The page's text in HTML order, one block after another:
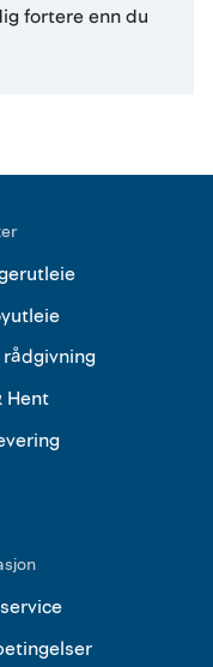
fortere enn du
Hent